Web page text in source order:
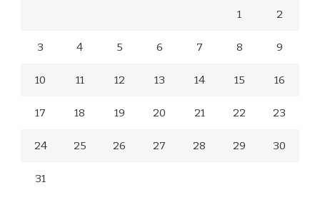
1 2
3 4 5 6 7 8 9
10 11 12 13 14 15 16
17 18 19 20 21 22 23
24 25 26 27 28 29 30
31